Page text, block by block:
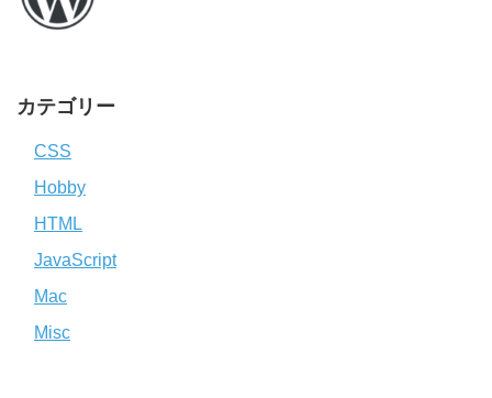
カテゴリー
CSS
Hobby
HTML
JavaScript
Mac
Misc